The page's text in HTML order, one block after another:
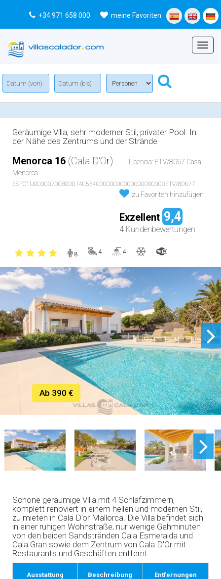
meine Favoriten
+34 971 658 000
Menu
Geräumige Villa, sehr moderner Stil, privater Pool. In
der Nähe des Zentrums und der Strände
Menorca 16 (Cala D'Or)
Licencia: ETV/8067 Casa
Menorca
ESFCTU00000700800074055400000000000000000000ETV/80677
zu Favoriten hinzufügen
Exzellent 9,4
4 Kundenbewertungen
8 4 4
Ab 390 €
Schöne geräumige Villa mit 4 Schlafzimmern,
komplett renoviert in einem hellen und modernen Stil,
zu mieten in Cala D'or Mallorca. Die Villa befindet sich
in einer ruhigen Wohnstraße, nur wenige Gehminuten
von den beiden Sandstränden Cala Esmeralda und
Cala Gran sowie dem Zentrum von Cala D'Or mit
Restaurants und Geschäften entfernt.
Ausstattung Beschreibung Entfernungen